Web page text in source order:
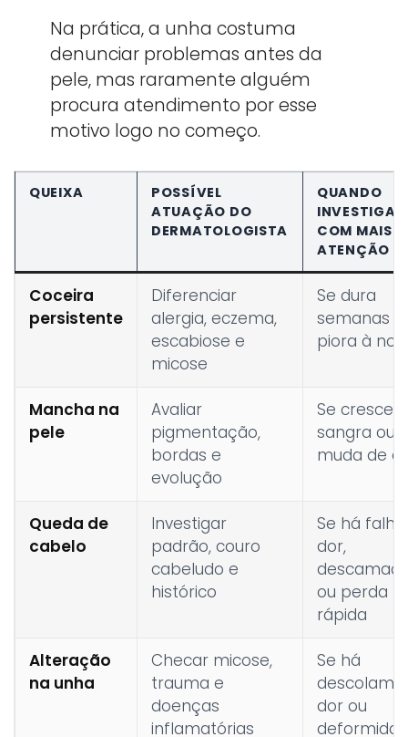
Na prática, a unha costuma
denunciar problemas antes da
pele, mas raramente alguém
procura atendimento por esse
motivo logo no começo.
QUEIXA
POSSÍVEL
ATUAÇÃO DO
DERMATOLOGISTA
QUANDO
INVESTIGAR
COM MAIS
ATENÇÃO
Coceira
persistente
Diferenciar
alergia, eczema,
escabiose e
micose
Se dura
semanas
piora à
Mancha na
pele
Avaliar
pigmentação,
bordas e
evolução
Se cresce,
sangra ou
muda de
Queda de
cabelo
Investigar
padrão, couro
cabeludo e
histórico
Se há
dor,
ou perda
rápida
Alteração
na unha
Checar micose,
trauma e
doenças
inflamatórias
Se há
dor ou